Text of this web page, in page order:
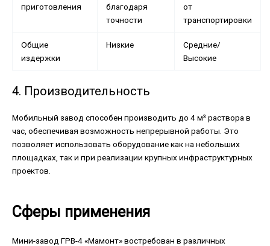
приготовления
благодаря
точности
от
транспортировки
Общие
издержки
Низкие
Средние/
Высокие
4. Производительность
Мобильный завод способен производить до 4 м³ раствора в
час, обеспечивая возможность непрерывной работы. Это
позволяет использовать оборудование как на небольших
площадках, так и при реализации крупных инфраструктурных
проектов.
Сферы применения
Мини-завод ГРВ-4 «Мамонт» востребован в различных